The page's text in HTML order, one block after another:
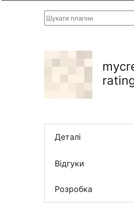
Шукати
Деталі
Відгуки
Розробка